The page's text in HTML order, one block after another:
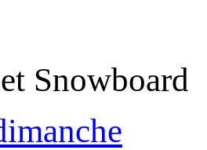
Snowboard